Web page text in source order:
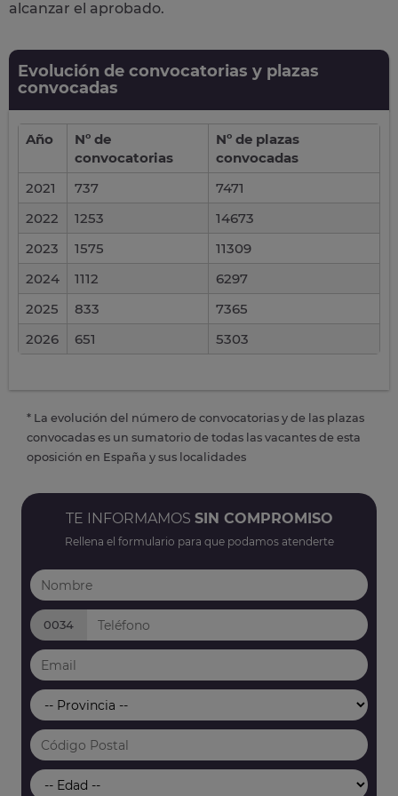
alcanzar el aprobado.
Evolución de convocatorias y plazas
convocadas
Año
Nº de
convocatorias
Nº de plazas
convocadas
2021
737
7471
2022
1253
14673
2023
1575
11309
2024
1112
6297
2025
833
7365
2026
651 5303
* La evolución del número de convocatorias y de las plazas
convocadas es un sumatorio de todas las vacantes de esta
oposición en España y sus localidades
TE INFORMAMOS SIN COMPROMISO
Rellena el formulario para que podamos atenderte
0034